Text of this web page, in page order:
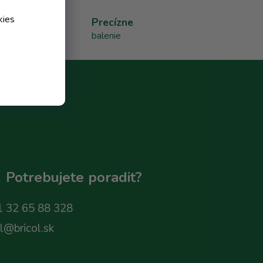
Precízne
balenie
Potrebujete poradit?
32 65 88 328